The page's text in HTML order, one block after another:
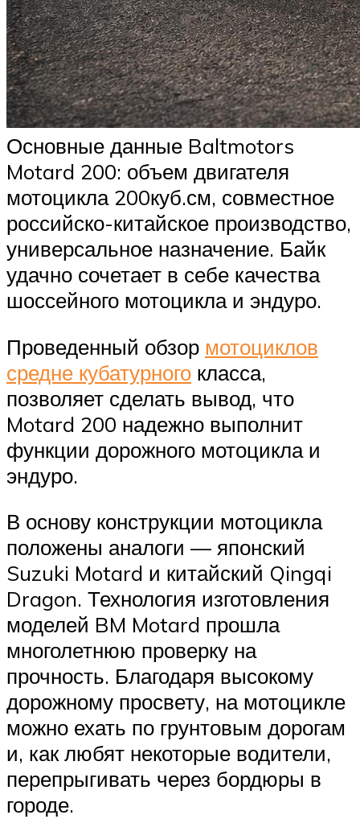
Основные данные Baltmotors
Motard 200: объем двигателя
мотоцикла 200куб.см, совместное
российско-китайское производство,
универсальное назначение. Байк
удачно сочетает в себе качества
шоссейного мотоцикла и эндуро.
Проведенный обзор мотоциклов
средне кубатурного класса,
позволяет сделать вывод, что
Motard 200 надежно выполнит
функции дорожного мотоцикла и
эндуро.
В основу конструкции мотоцикла
положены аналоги — японский
Suzuki Motard и китайский Qingqi
Dragon. Технология изготовления
моделей BM Motard прошла
многолетнюю проверку на
прочность. Благодаря высокому
дорожному просвету, на мотоцикле
можно ехать по грунтовым дорогам
и, как любят некоторые водители,
перепрыгивать через бордюры в
городе.